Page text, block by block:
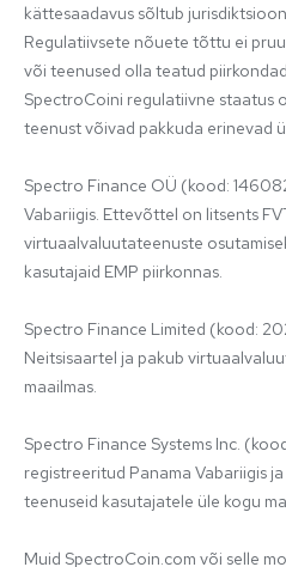
kättesaadavus sõltub
Regulatiivsete nõuete tõttu ei
või teenused olla teatud
SpectroCoini regulatiivne staatus
teenust võivad pakkuda erinevad
Spectro Finance OÜ (kood:
Vabariigis. Ettevõttel on litsents
virtuaalvaluutateenuste
kasutajaid EMP piirkonnas.
Spectro Finance Limited (kood:
Neitsisaartel ja pakub
maailmas.
Spectro Finance Systems Inc.
registreeritud Panama Vabariigis
teenuseid kasutajatele üle kogu
Muid SpectroCoin.com või selle